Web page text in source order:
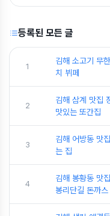
등록된 모든 글
1
김해 소고기 무
치 뷔페
2
김해 삼계 맛집
맛있는 또간집
3
김해 어방동 맛
는 집
4
김해 봉황동 맛
봉리단길 돈까스